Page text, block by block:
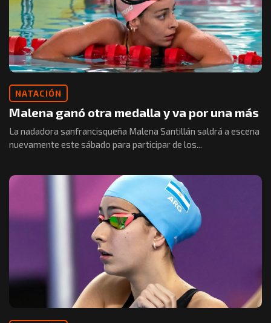
NATACIÓN
Malena ganó otra medalla y va por una más
La nadadora sanfrancisqueña Malena Santillán saldrá a escena
nuevamente este sábado para participar de los...